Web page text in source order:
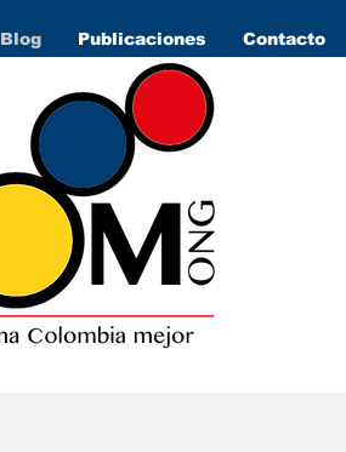
Blog Publicaciones Contacto